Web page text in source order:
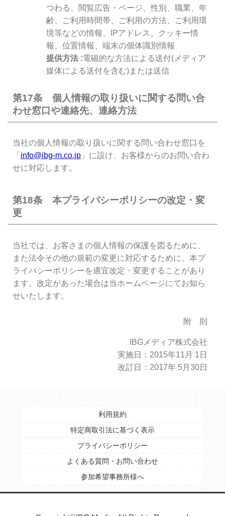
つわる、閲覧広告・ページ、性別、職業、年
齢、ご利用時間帯、ご利用の方法、ご利用環
境等などの情報、IPアドレス、クッキー情
報、位置情報、端末の個体識別情報
提供方法 電磁的な方法による送付(メディア
媒体による送付を含む)または送信
第17条 個人情報の取り扱いに関する問い合
わせ窓口や連絡先、連絡方法
当社の個人情報の取り扱いに関する問い合わせ窓口を
「 info@ibg-m.co.jp 」に設け、お客様からのお問い合わ
せに対応します。
第18条 本プライバシーポリシーの改定・変
更
当社では、お客さまの個人情報の保護を図るために、
また法令その他の規範の変更に対応するために、本プ
ライバシーポリシーを適宜改定・変更することがあり
ます。改定があった場合は当ホームページにてお知ら
せいたします。
附 則
IBGメディア株式会社
実施日：2015年11月 1日
改訂日：2017年 5月30日
利用規約
特定商取引法に基づく表示
プライバシーポリシー
よくある質問・お問い合わせ
参加希望事務所様へ